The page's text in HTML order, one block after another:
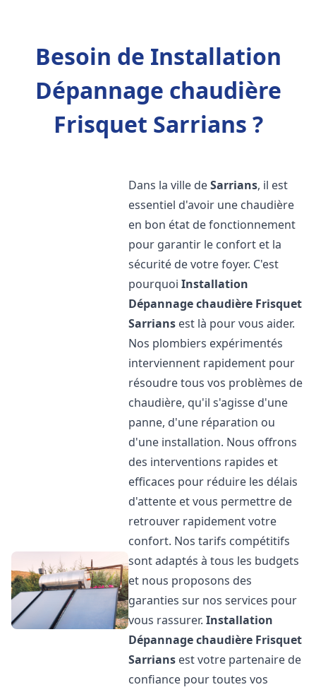
Besoin de Installation
Dépannage chaudière
Frisquet Sarrians ?
Dans la ville deSarrians, il est
essentiel d'avoir une chaudière
en bon état de fonctionnement
pour garantir le confort et la
sécurité de votre foyer. C'est
pourquoiInstallation
Dépannage chaudière Frisquet
Sarrians est là pour vous aider.
Nos plombiers expérimentés
interviennent rapidement pour
résoudre tous vos problèmes de
chaudière, qu'il s'agisse d'une
panne, d'une réparation ou
d'une installation. Nous offrons
des interventions rapides et
efficaces pour réduire les délais
d'attente et vous permettre de
retrouver rapidement votre
confort. Nos tarifs compétitifs
sont adaptés à tous les budgets
et nous proposons des
garanties sur nos services pour
vous rassurer.Installation
Dépannage chaudière Frisquet
Sarrians est votre partenaire de
confiance pour toutes vos